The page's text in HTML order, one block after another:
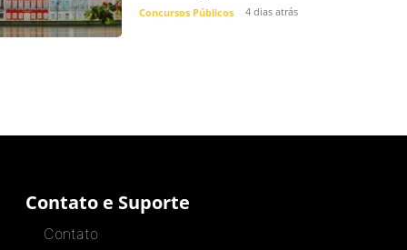
Concursos Públicos 4 dias atrás
Contato e Suporte
Contato